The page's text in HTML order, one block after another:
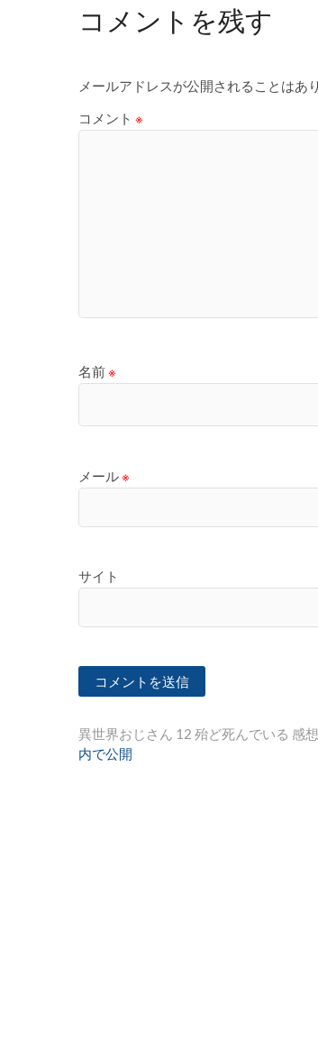
コメントを残す
メールアドレスが公開されることはあ
コメント ※
名前※
メール※
サイト
投
稿
異世界おじさん 12 殆ど死んでいる 感想
内で公開